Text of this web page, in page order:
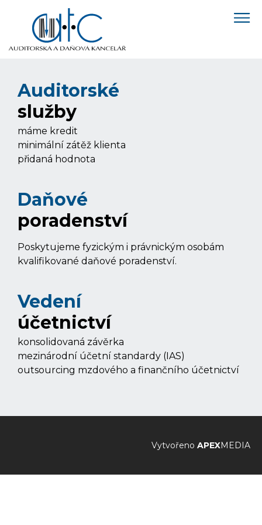
Auditorské
služby
máme kredit
minimální zátěž klienta
přidaná hodnota
Daňové
poradenství
Poskytujeme fyzickým i právnickým osobám
kvalifikované daňové poradenství.
Vedení
účetnictví
konsolidovaná závěrka
mezinárodní účetní standardy (IAS)
outsourcing mzdového a finančního účetnictví
Vytvořeno APEXMEDIA